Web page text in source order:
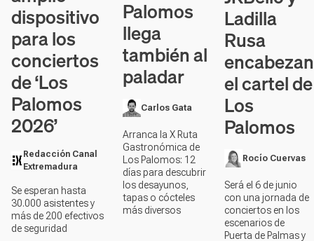
dispositivo
para los
conciertos
de ‘Los
Palomos
2026’
Redacción Canal
Extremadura
Se esperan hasta
30.000 asistentes y
más de 200 efectivos
de seguridad
Palomos
llega
también al
paladar
Carlos Gata
Arranca la X Ruta
Gastronómica de
Los Palomos: 12
días para descubrir
los desayunos,
tapas o cócteles
más diversos
Ladilla
Rusa
encabezan
el cartel de
Los
Palomos
Rocío Cuervas
Será el 6 de junio
con una jornada de
conciertos en los
escenarios de
Puerta de Palmas y